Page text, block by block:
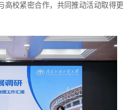
高校紧密合作，共同推动活动取得更